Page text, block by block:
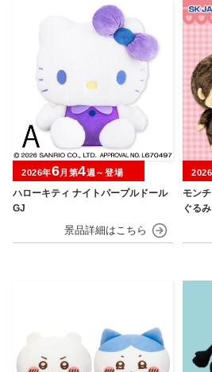
ハローキティ ナイトパープルドール
GJ
2026年6月第4週～登場
モン
ぐるみ